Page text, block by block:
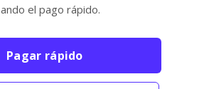
el pago rápido.
Pagar rápido